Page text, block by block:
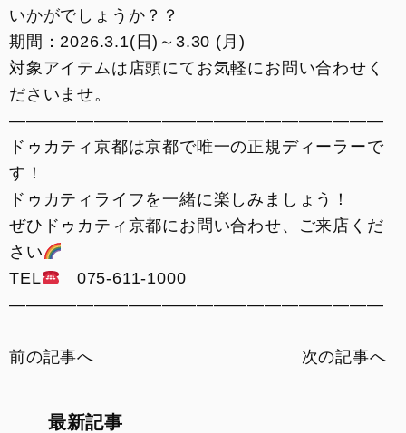
いかがでしょうか？？
期間：2026.3.1(日)～3.30 (月)
対象アイテムは店頭にてお気軽にお問い合わせく
ださいませ。
——————————————————————
ドゥカティ京都は京都で唯一の正規ディーラーで
す！
ドゥカティライフを一緒に楽しみましょう！
ぜひドゥカティ京都にお問い合わせ、ご来店くだ
さい
TEL
075-611-1000
——————————————————————
前の記事へ 次の記事へ
最新記事